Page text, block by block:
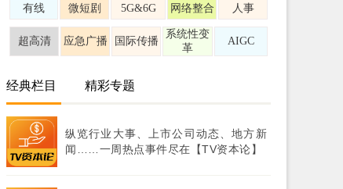
有线 微短剧 5G&6G 网络整合 人事
超高清 应急广播 国际传播
系统性变
革
AIGC
经典栏目 精彩专题
纵览行业大事、上市公司动态、地方新
闻……一周热点事件尽在【TV资本论】